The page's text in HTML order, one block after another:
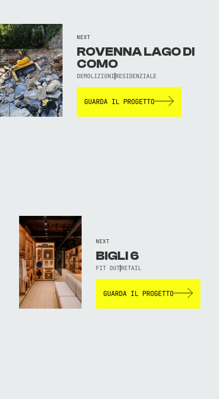
NEXT
ROVENNA LAGO DI
COMO
DEMOLIZIONI RESIDENZIALE
GUARDA IL PROGETTO
NEXT
BIGLI 6
FIT OUT RETAIL
GUARDA IL PROGETTO